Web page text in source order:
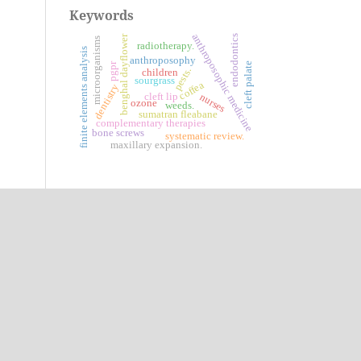
Keywords
benghal dayflower sourgrass
sumatran fleabane
weeds.
anthroposophyanthroposophic medicine
complementary therapies
dentistry
systematic review.
bone screws
cleft lip cleft palate
finite elements analysis maxillary expansion.
ozone
radiotherapy.
coffea
microorganisms pests. endodontics
nurses
children
pgpr